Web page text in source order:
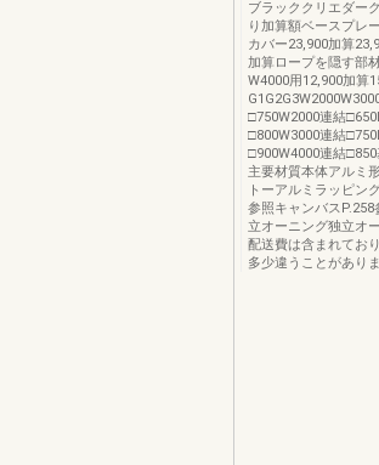
ブラッククリエダー
り加算額ベースプレ
カバー23,900加算
加算ロープを隠す部
W4000用12,900加算
□750W2000連結
□800W3000連結
□900W4000連結
主要材質本体アルミ
トーアルミラッピン
参照キャンバス
立オーニング独立オ
配送費は含まれてお
多少違うことがあり